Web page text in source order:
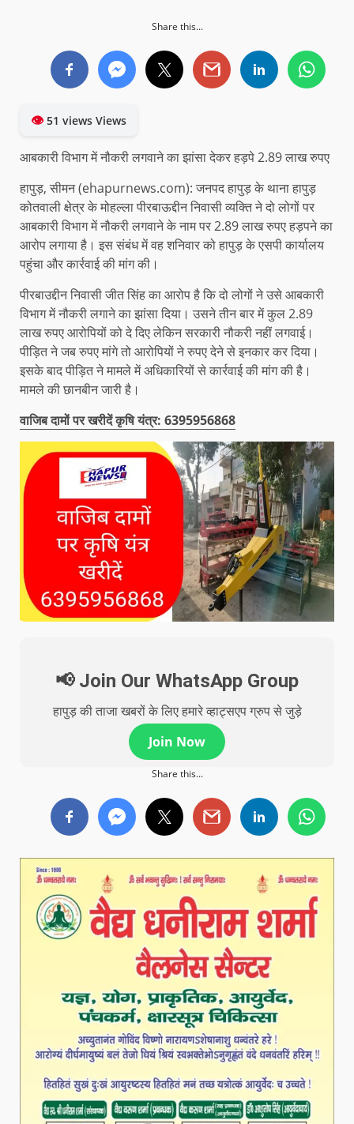
Share this...
👁51 views Views
आबकारी विभाग में नौकरी लगवाने का झांसा देकर हड़पे 2.89 लाख रुपए
हापुड़, सीमन (ehapurnews.com): जनपद हापुड़ के थाना हापुड़
कोतवाली क्षेत्र के मोहल्ला पीरबाऊद्दीन निवासी व्यक्ति ने दो लोगों पर
आबकारी विभाग में नौकरी लगवाने के नाम पर 2.89 लाख रुपए हड़पने का
आरोप लगाया है। इस संबंध में वह शनिवार को हापुड़ के एसपी कार्यालय
पहुंचा और कार्रवाई की मांग की।
पीरबाउद्दीन निवासी जीत सिंह का आरोप है कि दो लोगों ने उसे आबकारी
विभाग में नौकरी लगाने का झांसा दिया। उसने तीन बार में कुल 2.89
लाख रुपए आरोपियों को दे दिए लेकिन सरकारी नौकरी नहीं लगवाई।
पीड़ित ने जब रुपए मांगे तो आरोपियों ने रुपए देने से इनकार कर दिया।
इसके बाद पीड़ित ने मामले में अधिकारियों से कार्रवाई की मांग की है।
मामले की छानबीन जारी है।
वाजिब दामों पर खरीदें कृषि यंत्र: 6395956868
📢 Join Our WhatsApp Group
हापुड़ की ताजा खबरों के लिए हमारे व्हाट्सएप ग्रुप से जुड़े
Join Now
Share this...